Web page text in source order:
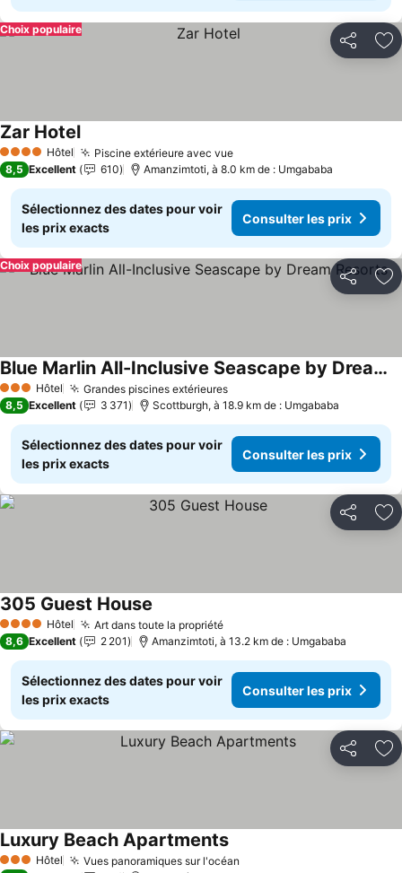
Partager
Choix populaire
4 Étoiles Hôtel Piscine extérieure avec vueConsulter les prix
Zar HotelConsulter les prix
8,5 Excellent 610 Amanzimtoti, à 8.0 km de : Umgababa
Sélectionnez des dates pour voir
les prix exacts
Consulter les prix
Partager
Choix populaire
3 ÉtoilesHôtel Grandes piscines extérieuresConsulter les prix
Blue Marlin All-Inclusive Seascape by Dream Resorts
Consulter les prix
8,5 Excellent 3 371 Scottburgh, à 18.9 km de : Umgababa
Sélectionnez des dates pour voir
les prix exacts
Consulter les prix
Partager
4 Étoiles Hôtel Art dans toute la propriétéConsulter les prix
305 Guest House
8,6 Excellent 2 201 Amanzimtoti, à 13.2 km de : Umgababa
Sélectionnez des dates pour voir
les prix exacts
Consulter les prix
Partager
3 ÉtoilesHôtel Vues panoramiques sur l'océan
Luxury Beach ApartmentsConsulter les prix